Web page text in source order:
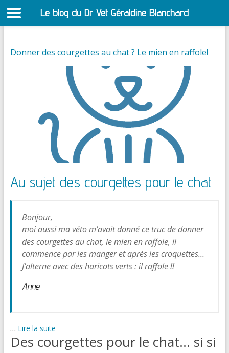
Donner des courgettes au chat ? Le mien en raffole!
Au sujet des courgettes pour le chat
Bonjour,
moi aussi ma véto m’avait donné ce truc de donner
des courgettes au chat, le mien en raffole, il
commence par les manger et après les croquettes…
J’alterne avec des haricots verts : il raffole !!
Anne
… Lire la suite
Des courgettes pour le chat… si si
Le blog du Dr Vet Géraldine Blanchard